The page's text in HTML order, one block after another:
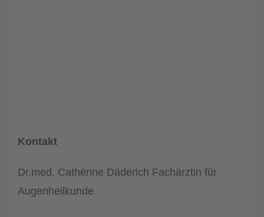
Kontakt
Dr.med. Cathérine Däderich Fachärztin für
Augenheilkunde